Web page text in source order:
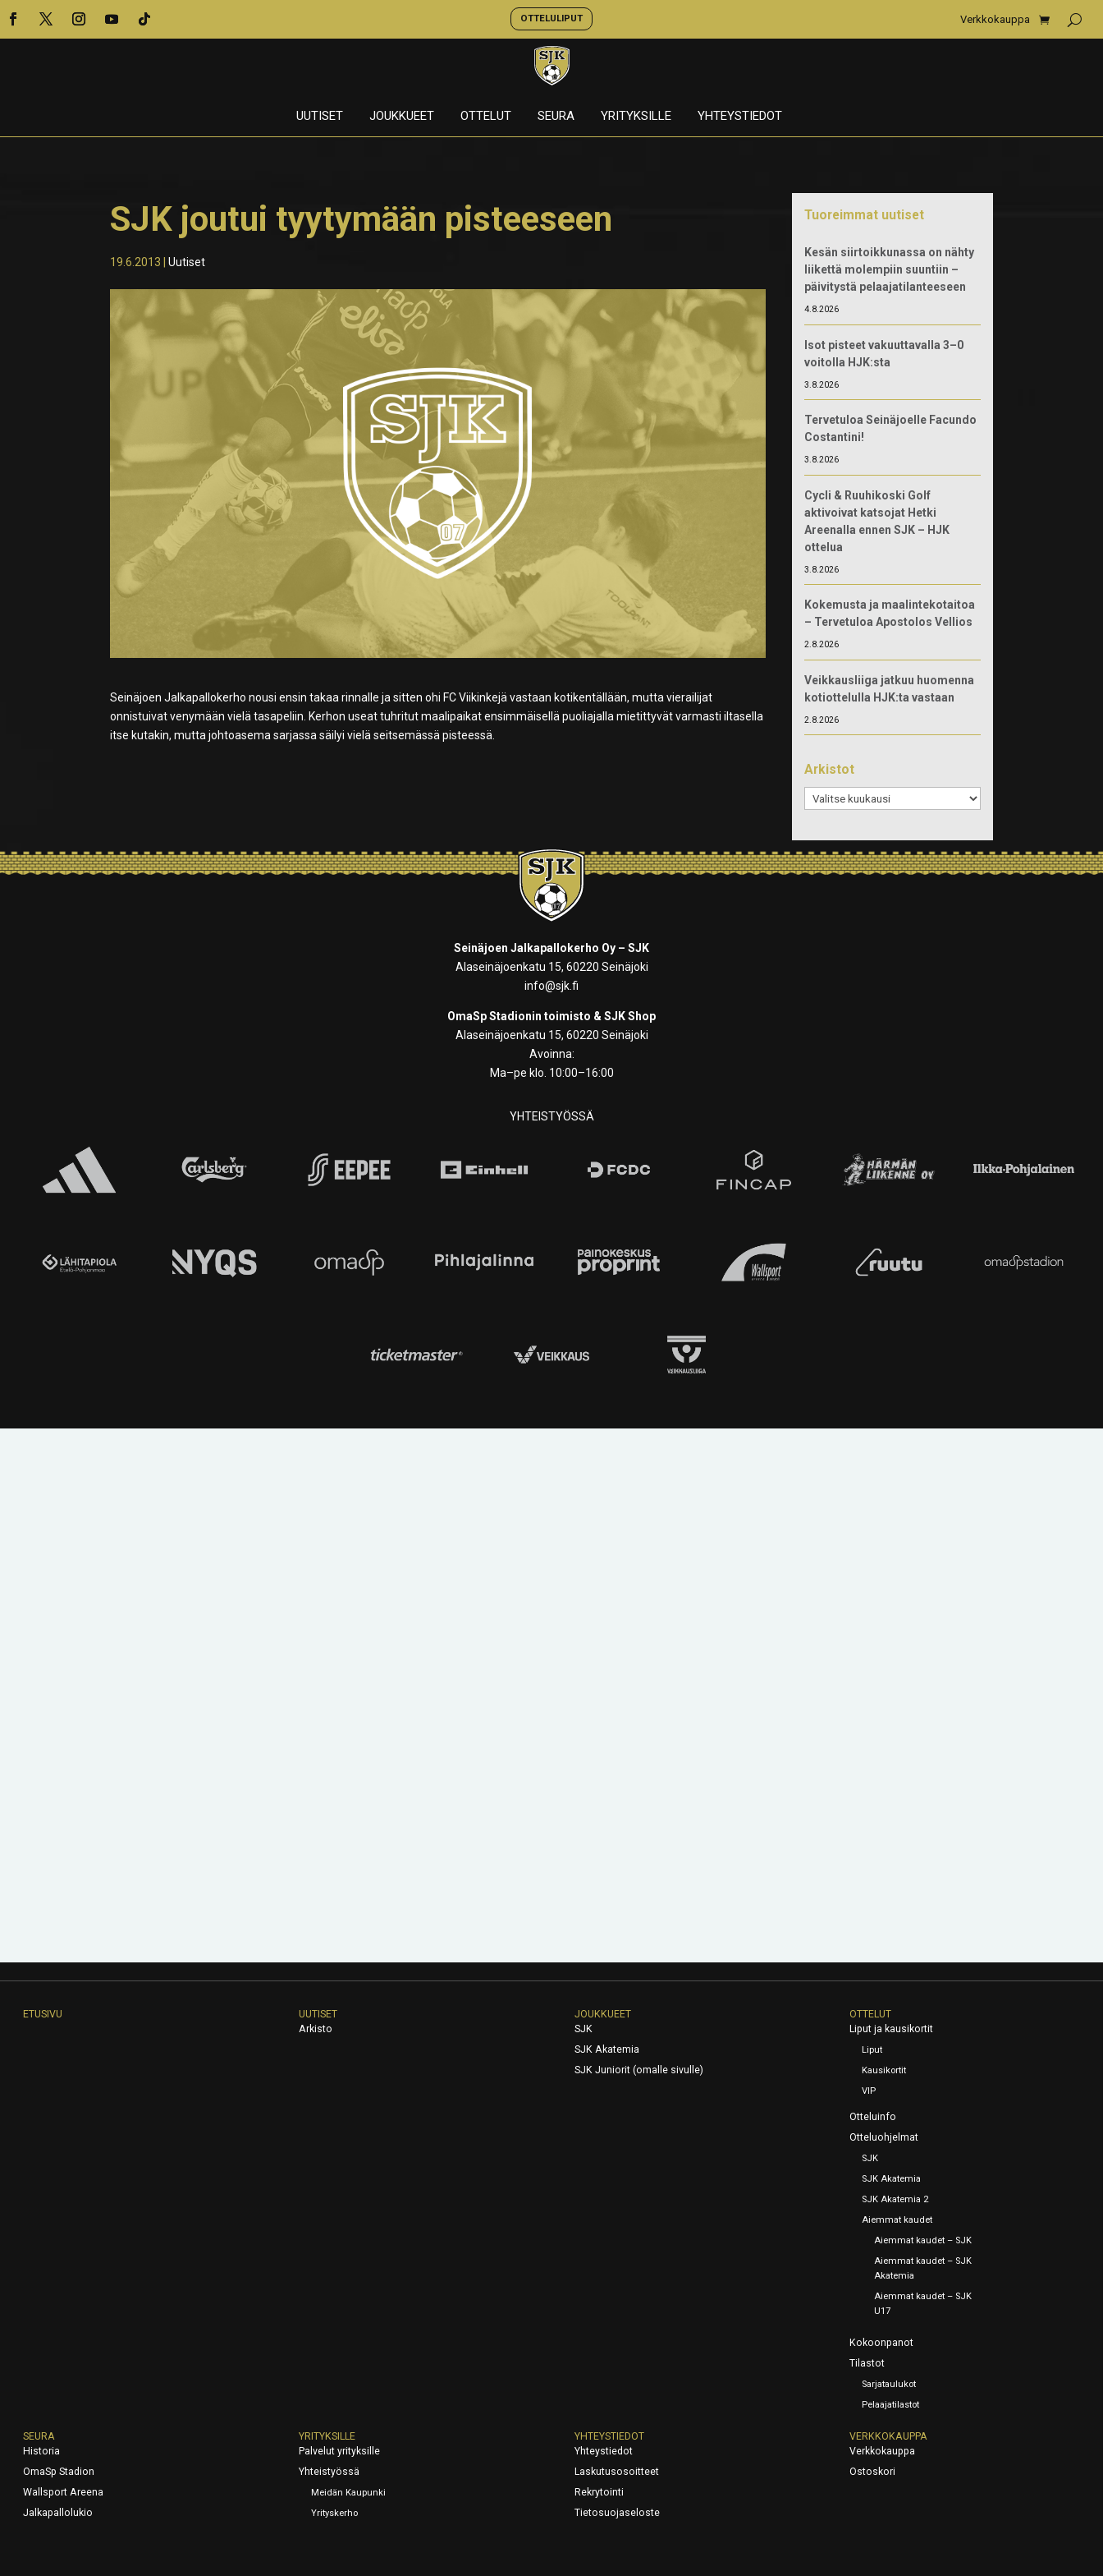
OTTELULIPUT Verkkokauppa
UUTISET JOUKKUEET OTTELUT SEURA YRITYKSILLE YHTEYSTIEDOT
SJK joutui tyytymään pisteeseen
19.6.2013 |Uutiset
Seinäjoen Jalkapallokerho nousi ensin takaa rinnalle ja sitten ohi FC Viikinkejä vastaan kotikentällään, mutta vierailijat
onnistuivat venymään vielä tasapeliin. Kerhon useat tuhritut maalipaikat ensimmäisellä puoliajalla mietittyvät varmasti iltasella
itse kutakin, mutta johtoasema sarjassa säilyi vielä seitsemässä pisteessä.
Tuoreimmat uutiset
Kesän siirtoikkunassa on nähty
liikettä molempiin suuntiin –
päivitystä pelaajatilanteeseen
4.8.2026
Isot pisteet vakuuttavalla 3–0
voitolla HJK:sta
3.8.2026
Tervetuloa Seinäjoelle Facundo
Costantini!
3.8.2026
Cycli & Ruuhikoski Golf
aktivoivat katsojat Hetki
Areenalla ennen SJK – HJK
ottelua
3.8.2026
Kokemusta ja maalintekotaitoa
– Tervetuloa Apostolos Vellios
2.8.2026
Veikkausliiga jatkuu huomenna
kotiottelulla HJK:ta vastaan
2.8.2026
Arkistot
Arkistot
Seinäjoen Jalkapallokerho Oy – SJK
Alaseinäjoenkatu 15, 60220 Seinäjoki
info@sjk.fi
OmaSp Stadionin toimisto & SJK Shop
Alaseinäjoenkatu 15, 60220 Seinäjoki
Avoinna:
Ma–pe klo. 10:00–16:00
YHTEISTYÖSSÄ
ETUSIVU
UUTISET
Arkisto
JOUKKUEET
SJK
SJK Akatemia
SJK Juniorit (omalle sivulle)
OTTELUT
Liput ja kausikortit
Liput
Kausikortit
VIP
Otteluinfo
Otteluohjelmat
SJK
SJK Akatemia
SJK Akatemia 2
Aiemmat kaudet
Aiemmat kaudet – SJK
Aiemmat kaudet – SJK
Akatemia
Aiemmat kaudet – SJK
U17
Kokoonpanot
Tilastot
Sarjataulukot
Pelaajatilastot
SEURA
Historia
OmaSp Stadion
Wallsport Areena
Jalkapallolukio
YRITYKSILLE
Palvelut yrityksille
Yhteistyössä
Meidän Kaupunki
Yrityskerho
YHTEYSTIEDOT
Yhteystiedot
Laskutusosoitteet
Rekrytointi
Tietosuojaseloste
VERKKOKAUPPA
Verkkokauppa
Ostoskori